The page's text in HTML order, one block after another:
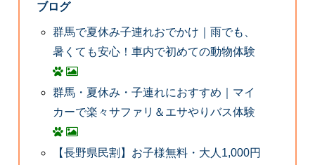
ブログ
群馬で夏休み子連れおでかけ｜雨でも、
暑くても安心！車内で初めての動物体験
群馬・夏休み・子連れにおすすめ｜マイ
カーで楽々サファリ＆エサやりバス体験
【長野県民割】お子様無料・大人1,000円